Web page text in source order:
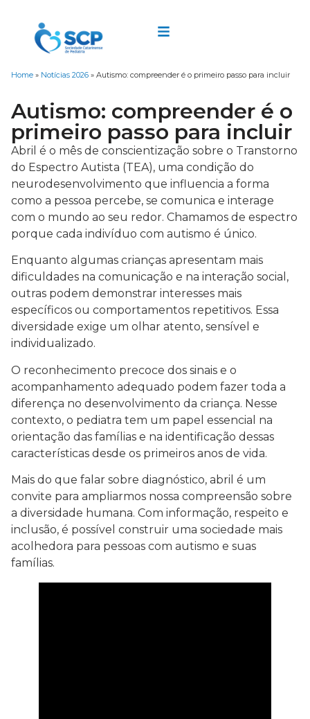
Home » Notícias 2026 » Autismo: compreender é o primeiro passo para incluir
Autismo: compreender é o
primeiro passo para incluir
Abril é o mês de conscientização sobre o Transtorno
do Espectro Autista (TEA), uma condição do
neurodesenvolvimento que influencia a forma
como a pessoa percebe, se comunica e interage
com o mundo ao seu redor. Chamamos de espectro
porque cada indivíduo com autismo é único.
Enquanto algumas crianças apresentam mais
dificuldades na comunicação e na interação social,
outras podem demonstrar interesses mais
específicos ou comportamentos repetitivos. Essa
diversidade exige um olhar atento, sensível e
individualizado.
O reconhecimento precoce dos sinais e o
acompanhamento adequado podem fazer toda a
diferença no desenvolvimento da criança. Nesse
contexto, o pediatra tem um papel essencial na
orientação das famílias e na identificação dessas
características desde os primeiros anos de vida.
Mais do que falar sobre diagnóstico, abril é um
convite para ampliarmos nossa compreensão sobre
a diversidade humana. Com informação, respeito e
inclusão, é possível construir uma sociedade mais
acolhedora para pessoas com autismo e suas
famílias.